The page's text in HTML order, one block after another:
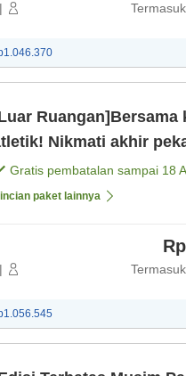
|
Nikmati akhir
olahraga luar
Gratis pembatalan sampai 18
paket lainnya
|